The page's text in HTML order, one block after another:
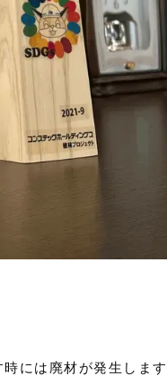
には廃材が発生します